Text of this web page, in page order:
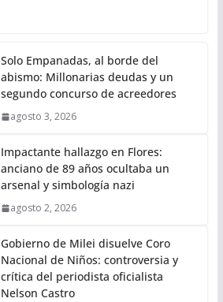
Solo Empanadas, al borde del
abismo: Millonarias deudas y un
segundo concurso de acreedores
agosto 3, 2026
Impactante hallazgo en Flores:
anciano de 89 años ocultaba un
arsenal y simbología nazi
agosto 2, 2026
Gobierno de Milei disuelve Coro
Nacional de Niños: controversia y
crítica del periodista oficialista
Nelson Castro